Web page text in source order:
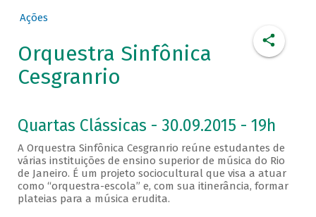
Ações
Orquestra Sinfônica
Cesgranrio
Quartas Clássicas - 30.09.2015 - 19h
A Orquestra Sinfônica Cesgranrio reúne estudantes de
várias instituições de ensino superior de música do Rio
de Janeiro. É um projeto sociocultural que visa a atuar
como “orquestra-escola” e, com sua itinerância, formar
plateias para a música erudita.